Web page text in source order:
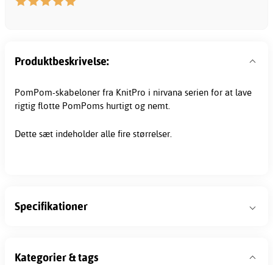
Produktbeskrivelse:
PomPom-skabeloner fra KnitPro i nirvana serien for at lave
rigtig flotte PomPoms hurtigt og nemt.
Dette sæt indeholder alle fire størrelser.
Specifikationer
Kategorier & tags